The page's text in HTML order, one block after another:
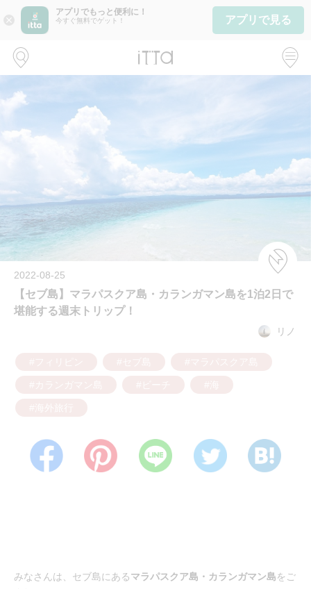
close
アプリでもっと便利に！
今すぐ無料でゲット！ アプリで見る
2022-08-25
【セブ島】マラパスクア島・カランガマン島を1泊2日で
堪能する週末トリップ！
リノ
みなさんは、セブ島にあるマラパスクア島・カランガマン島をご